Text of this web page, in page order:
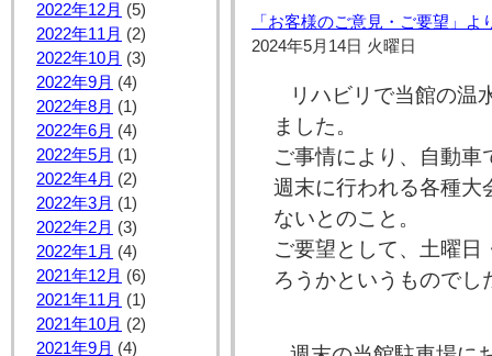
2022年12月 (5)
2022年11月 (2)
2022年10月 (3)
2022年9月 (4)
2022年8月 (1)
2022年6月 (4)
2022年5月 (1)
2022年4月 (2)
2022年3月 (1)
2022年2月 (3)
2022年1月 (4)
2021年12月 (6)
2021年11月 (1)
2021年10月 (2)
2021年9月 (4)
「お客様のご意見・ご要望」
2024年5月14日 火曜日
リハビリで当館の温
ました。
ご事情により、自動
週末に行われる各種大
ないとのこと。
ご要望として、土曜
ろうかというものでし